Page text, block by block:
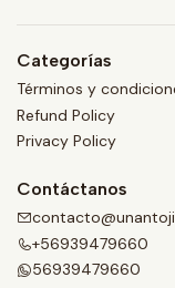
Categorías
Términos y
Refund Policy
Privacy Policy
Contáctanos
+56939479660
56939479660